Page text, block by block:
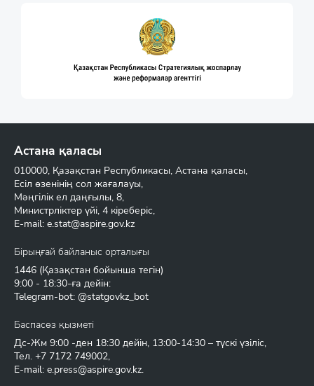
Астана қаласы
010000, Қазақстан Республикасы, Астана қаласы,
Есіл өзенінің сол жағалауы,
Мәңгілік ел даңғылы, 8,
Министрліктер үйі, 4 кіреберіс,
E-mail: e.stat@aspire.gov.kz
Бірыңғай байланыс орталығы
1446 (Қазақстан бойынша тегін)
9:00 - 18:30-ға дейін:
Telegram-bot: @statgovkz_bot
Баспасөз қызметі
Дс-Жм 9:00 -ден 18:30 дейін, 13:00-14:30 – түскі үзіліс,
Тел. +7 7172 749002,
E-mail: e.press@aspire.gov.kz.